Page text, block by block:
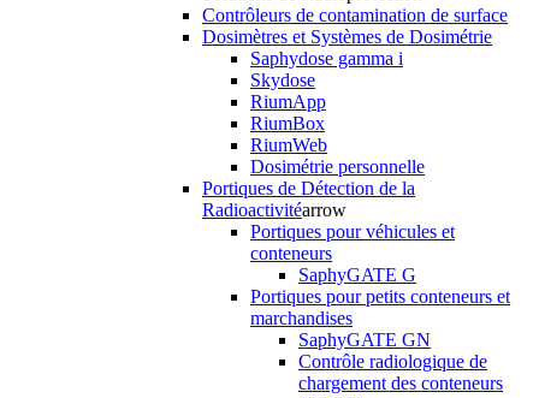
Contrôleurs de contamination de surface
Dosimètres et Systèmes de Dosimétrie
Saphydose gamma i
Skydose
RiumApp
RiumBox
RiumWeb
Dosimétrie personnelle
Portiques de Détection de la
Radioactivitéarrow
Portiques pour véhicules et
conteneurs
SaphyGATE G
Portiques pour petits conteneurs et
marchandises
SaphyGATE GN
Contrôle radiologique de
chargement des conteneurs